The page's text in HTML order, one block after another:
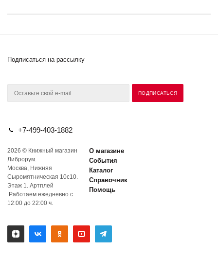
Подписаться на рассылку
+7-499-403-1882
2026 © Книжный магазин
Либрорум.
Москва, Нижняя
Сыромятническая 10с10.
Этаж 1. Артплей
Работаем ежедневно с
12:00 до 22:00 ч.
О магазине
События
Каталог
Справочник
Помощь